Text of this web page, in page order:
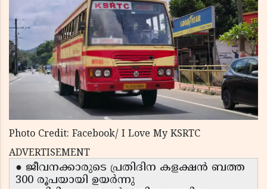
Photo Credit: Facebook/ I Love My KSRTC
ADVERTISEMENT
● ജീവനക്കാരുടെ പ്രതിദിന കളക്ഷൻ ബത്ത
300 രൂപയായി ഉയർന്നു